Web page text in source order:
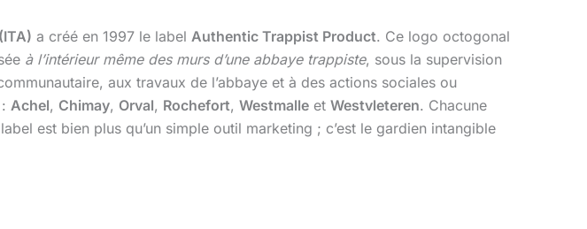
a créé en 1997 le label Authentic Trappist Product. Ce logo octogonal
à l’intérieur même des murs d’une abbaye trappiste, sous la supervision
aux travaux de l’abbaye et à des actions sociales ou
Achel, Chimay, Orval, Rochefort, Westmalle et Westvleteren. Chacune
est bien plus qu’un simple outil marketing ; c’est le gardien intangible